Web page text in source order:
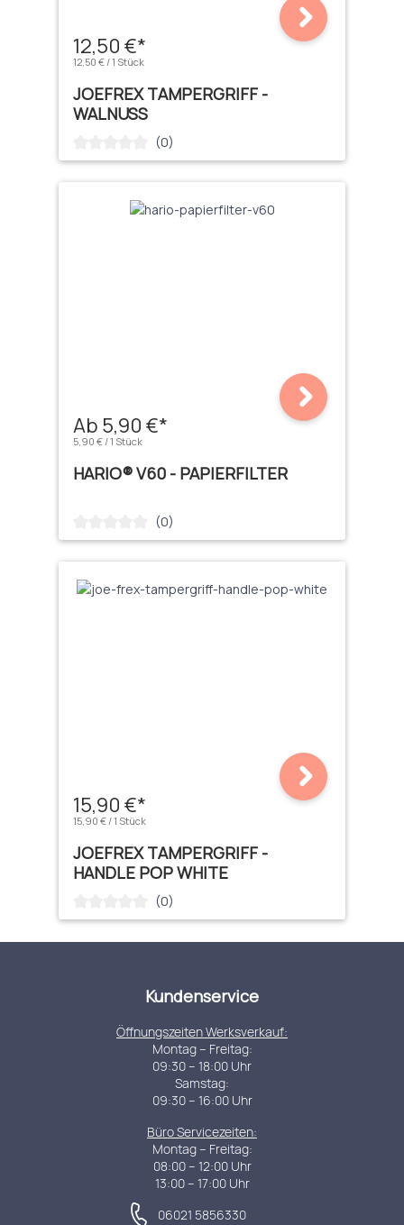
12,50 €*
12,50 € / 1 Stück
JOEFREX TAMPERGRIFF -
WALNUSS
Durchschnittliche Bewertung von 0 von 5 Sternen
(0)
Ab 5,90 €*
5,90 € / 1 Stück
HARIO® V60 - PAPIERFILTER
Durchschnittliche Bewertung von 0 von 5 Sternen
(0)
15,90 €*
15,90 € / 1 Stück
JOEFREX TAMPERGRIFF -
HANDLE POP WHITE
Durchschnittliche Bewertung von 0 von 5 Sternen
(0)
Kundenservice
Öffnungszeiten Werksverkauf:
Montag – Freitag:
09:30 – 18:00 Uhr
Samstag:
09:30 – 16:00 Uhr
Büro Servicezeiten:
Montag – Freitag:
08:00 – 12:00 Uhr
13:00 – 17:00 Uhr
06021 5856330